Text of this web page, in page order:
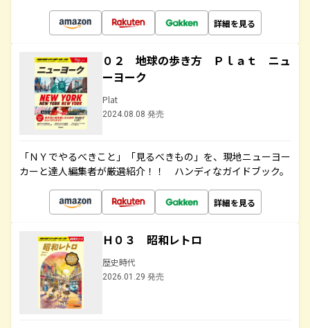
詳細を見る
０２ 地球の歩き方 Ｐｌａｔ ニュ
ーヨーク
Plat
2024.08.08 発売
「ＮＹでやるべきこと」「見るべきもの」を、現地ニューヨー
カーと達人編集者が厳選紹介！！ ハンディなガイドブック。
詳細を見る
Ｈ０３ 昭和レトロ
歴史時代
2026.01.29 発売